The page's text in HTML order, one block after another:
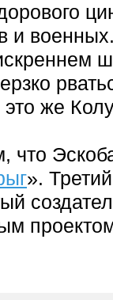
и
же
что
».